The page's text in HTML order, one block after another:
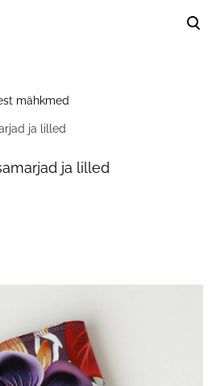
mähkmed
ja lilled
ja lilled